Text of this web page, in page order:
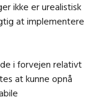
ikke er urealistisk
at implementere
i forvejen relativt
at kunne opnå